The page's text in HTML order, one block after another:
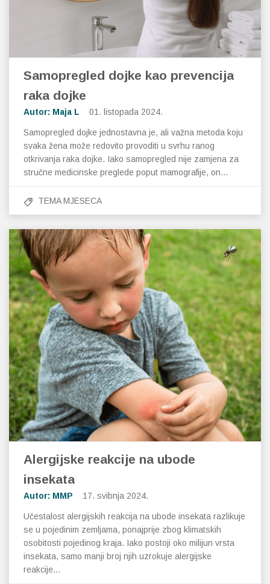
Samopregled dojke kao prevencija
raka dojke
Autor: Maja L 01. listopada 2024.
Samopregled dojke jednostavna je, ali važna metoda koju
svaka žena može redovito provoditi u svrhu ranog
otkrivanja raka dojke. Iako samopregled nije zamjena za
stručne medicinske preglede poput mamografije, on…
TEMA MJESECA
Alergijske reakcije na ubode
insekata
Autor: MMP 17. svibnja 2024.
Učestalost alergijskih reakcija na ubode insekata razlikuje
se u pojedinim zemljama, ponajprije zbog klimatskih
osobitosti pojedinog kraja. Iako postoji oko milijun vrsta
insekata, samo manji broj njih uzrokuje alergijske
reakcije…